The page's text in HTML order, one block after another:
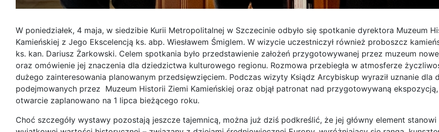
W poniedziałek, 4 maja, w siedzibie Kurii Metropolitalnej w Szczecinie odbyło się spotkanie dyrektora Muzeum
Kamieńskiej z Jego Ekscelencją ks. abp. Wiesławem Śmiglem. W wizycie uczestniczył również proboszcz
ks. kan. Dariusz Żarkowski. Celem spotkania było przedstawienie założeń przygotowywanej przez muzeum
oraz omówienie jej znaczenia dla dziedzictwa kulturowego regionu. Rozmowa przebiegła w atmosferze
dużego zainteresowania planowanym przedsięwzięciem. Podczas wizyty Ksiądz Arcybiskup wyraził uznanie dla
podejmowanych przez Muzeum Historii Ziemi Kamieńskiej oraz objął patronat nad przygotowywaną
otwarcie zaplanowano na 1 lipca bieżącego roku.
Choć szczegóły wystawy pozostają jeszcze tajemnicą, można już dziś podkreślić, że jej główny element